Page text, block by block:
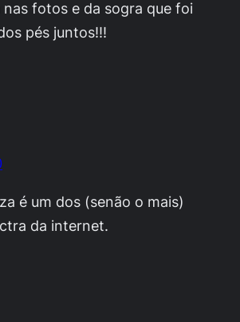
nas fotos e da sogra que foi
pés juntos!!!
é um dos (senão o mais)
da internet.